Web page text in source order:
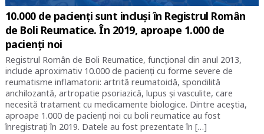
10.000 de pacienți sunt incluși în Registrul Român
de Boli Reumatice. În 2019, aproape 1.000 de
pacienți noi
Registrul Român de Boli Reumatice, funcțional din anul 2013,
include aproximativ 10.000 de pacienți cu forme severe de
reumatisme inflamatorii: artrită reumatoidă, spondilită
anchilozantă, artropatie psoriazică, lupus şi vasculite, care
necesită tratament cu medicamente biologice. Dintre aceștia,
aproape 1.000 de pacienți noi cu boli reumatice au fost
înregistrați în 2019. Datele au fost prezentate în […]